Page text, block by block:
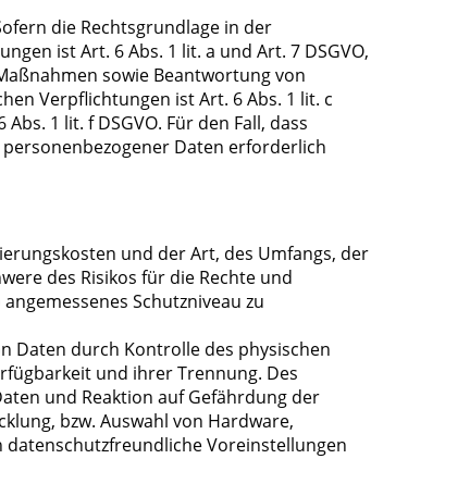
die Rechtsgrundlage in der
ist Art. 6 Abs. 1 lit. a und Art. 7 DSGVO,
sowie Beantwortung von
Verpflichtungen ist Art. 6 Abs. 1 lit. c
1 lit. f DSGVO. Für den Fall, dass
Daten erforderlich
und der Art, des Umfangs, der
des Risikos für die Rechte und
Schutzniveau zu
Daten durch Kontrolle des physischen
und ihrer Trennung. Des
und Reaktion auf Gefährdung der
bzw. Auswahl von Hardware,
Voreinstellungen